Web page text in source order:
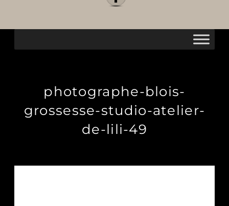
photographe-blois-
grossesse-studio-atelier-
de-lili-49